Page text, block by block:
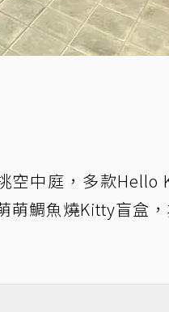
中庭，多款Hello
萌鯛魚燒Kitty盲盒